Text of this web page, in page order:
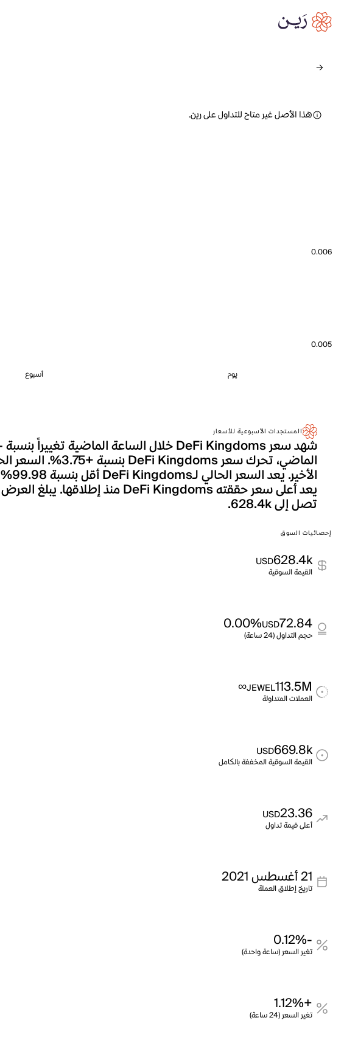
هذا الأصل غير متاح للتداول على رين.
0.006
0.005
يوم أسبوع
المستجدات الأسبوعية للأسعار
تصل إلى 628.4k.
إحصائيات السوق
628.4k
USD
القيمة السوقية
72.84
USD
0.00%
حجم التداول (24 ساعة)
113.5M
JEWEL
∞
العملات المتداولة
669.8k
USD
القيمة السوقية المخففة بالكامل
23.36
USD
أعلى قيمة تداول
21 أغسطس 2021
تاريخ إطلاق العملة
-0.12%
تغير السعر (ساعة واحدة)
+1.12%
تغير السعر (24 ساعة)